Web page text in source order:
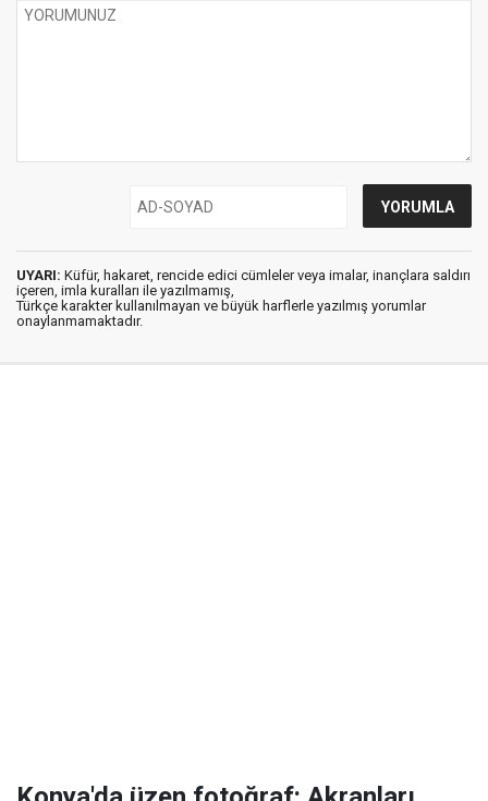
UYARI: Küfür, hakaret, rencide edici cümleler veya imalar, inançlara saldırı
içeren, imla kuralları ile yazılmamış,
Türkçe karakter kullanılmayan ve büyük harflerle yazılmış yorumlar
onaylanmamaktadır.